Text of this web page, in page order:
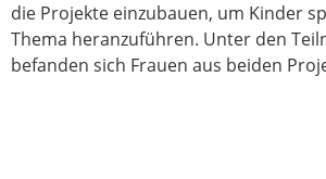
die Projekte einzubauen, um Kinder
Thema heranzuführen. Unter den
befanden sich Frauen aus beiden